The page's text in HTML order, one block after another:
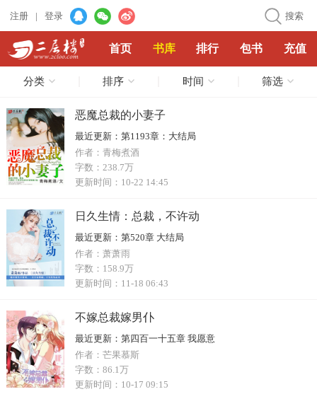
注册 | 登录 搜索
首页 书库 排行 包书 充值
分类 排序 时间 筛选
恶魔总裁的小妻子
最近更新： 第1193章：大结局
作者： 青梅煮酒
字数： 238.7万
更新时间： 10-22 14:45
日久生情：总裁，不许动
最近更新：
第520章 大结局
作者： 萧萧雨
字数： 158.9万
更新时间： 11-18 06:43
不嫁总裁嫁男仆
最近更新： 第四百一十五章 我愿意
作者： 芒果慕斯
字数： 86.1万
更新时间： 10-17 09:15